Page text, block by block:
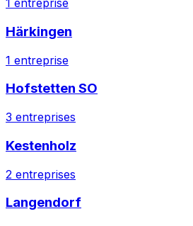
1 entreprise
Härkingen
1 entreprise
Hofstetten SO
3 entreprises
Kestenholz
2 entreprises
Langendorf